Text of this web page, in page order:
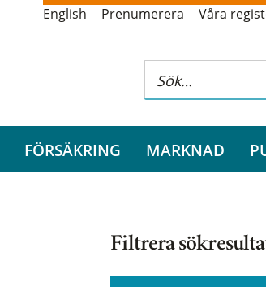
English Prenumerera Våra
FÖRSÄKRING MARKNAD
Filtrera